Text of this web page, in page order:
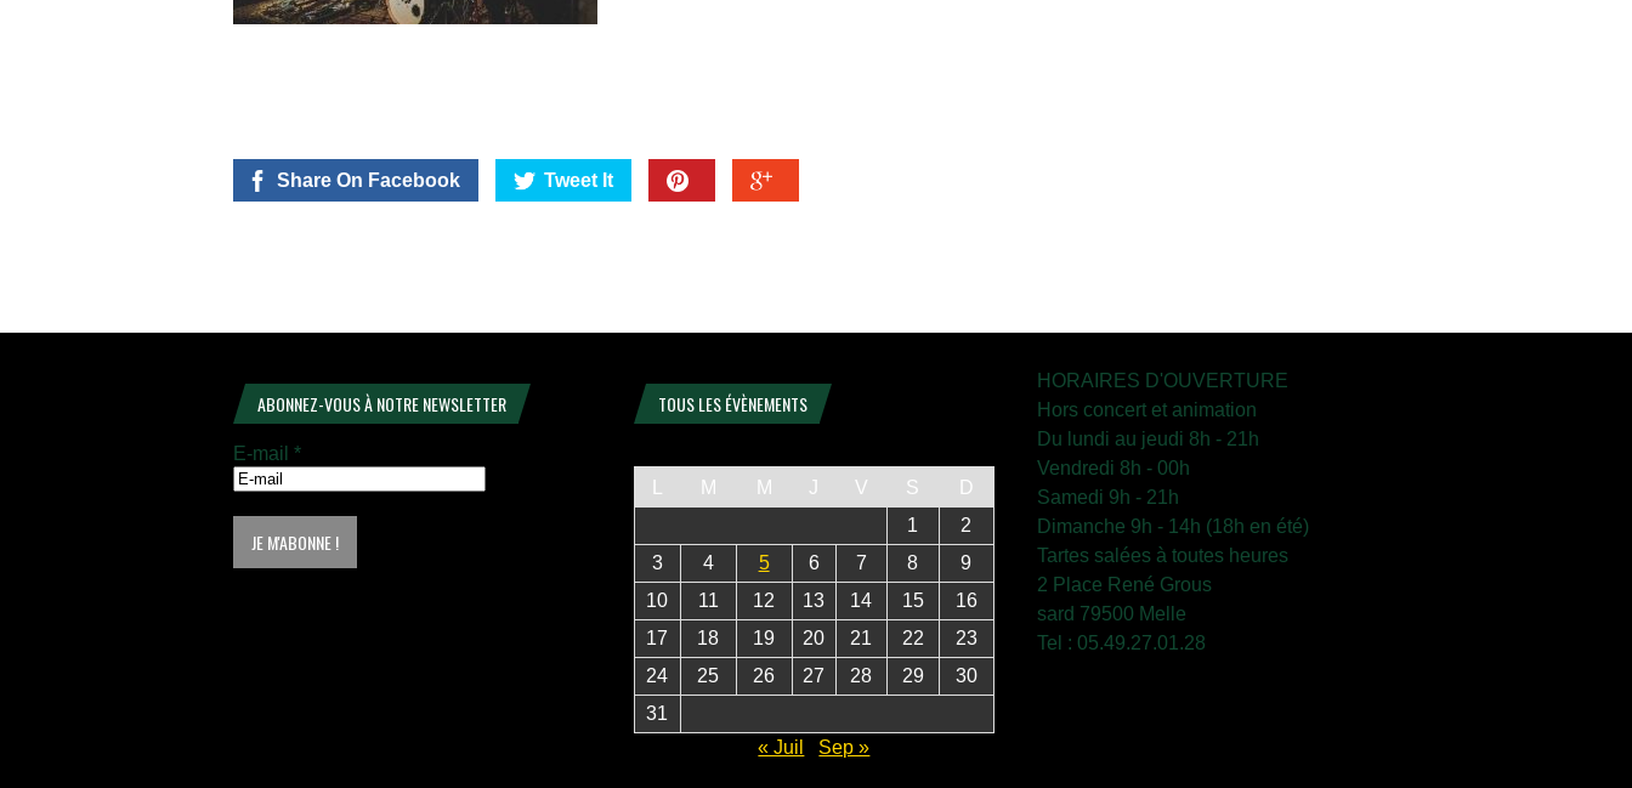
Share On Facebook Tweet It
ABONNEZ-VOUS À NOTRE NEWSLETTER
E-mail *
TOUS LES ÉVÈNEMENTS
M M J V S
D
1
2
3
4 5 6 7 8
9
10
11 12 13 14 15
16
17
18 19 20 21 22
23
24
25 26 27 28 29
30
31
« Juil
Sep »
HORAIRES D'OUVERTURE
Hors concert et animation
Du lundi au jeudi 8h - 21h
Vendredi 8h - 00h
Samedi 9h - 21h
Dimanche 9h - 14h (18h en été)
Tartes salées à toutes heures
2 Place René Grous
sard 79500 Melle
Tel : 05.49.27.01.28